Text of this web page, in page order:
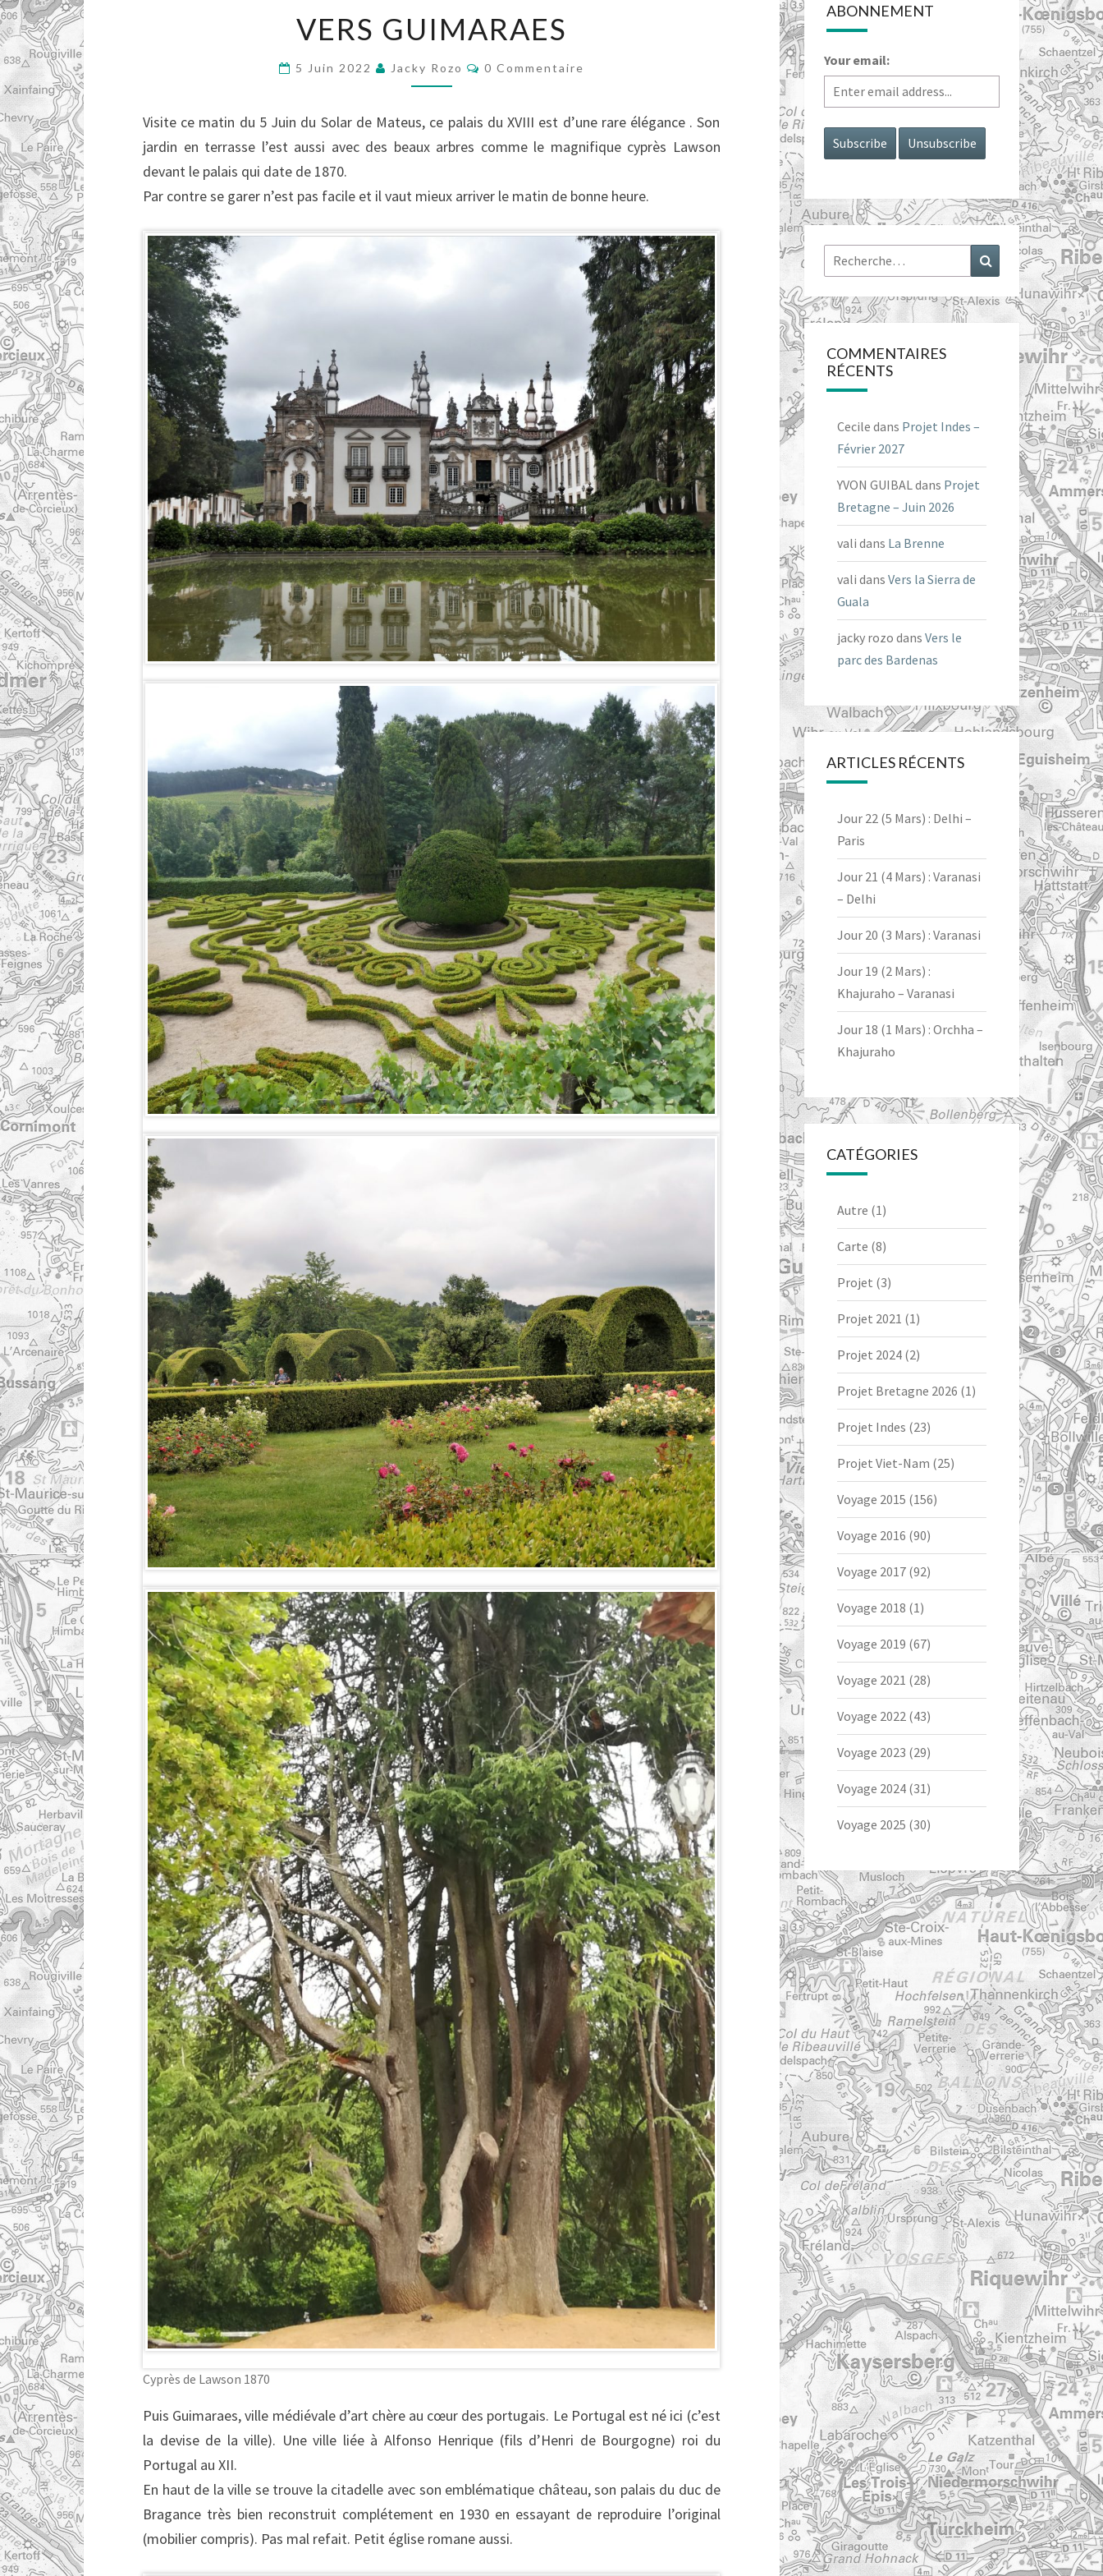
GUIMARAES
VERS GUIMARAES
5 Juin 2022 Jacky Rozo Commentaires
0 Commentaire
Visite ce matin du 5 Juin du Solar de Mateus, ce palais du XVIII est d’une rare élégance . Son
jardin en terrasse l’est aussi avec des beaux arbres comme le magnifique cyprès Lawson
devant le palais qui date de 1870.
Par contre se garer n’est pas facile et il vaut mieux arriver le matin de bonne heure.
Cyprès de Lawson 1870
Puis Guimaraes, ville médiévale d’art chère au cœur des portugais. Le Portugal est né ici (c’est
la devise de la ville). Une ville liée à Alfonso Henrique (fils d’Henri de Bourgogne) roi du
Portugal au XII.
En haut de la ville se trouve la citadelle avec son emblématique château, son palais du duc de
Bragance très bien reconstruit complétement en 1930 en essayant de reproduire l’original
(mobilier compris). Pas mal refait. Petit église romane aussi.
ABONNEMENT
Your email:
Rechercher : Recherche
COMMENTAIRES
RÉCENTS
Cecile dans Projet Indes –
Février 2027
YVON GUIBALdans Projet
Bretagne – Juin 2026
vali dans La Brenne
vali dans Vers la Sierra de
Guala
jacky rozo dans Vers le
parc des Bardenas
ARTICLES RÉCENTS
Jour 22 (5 Mars) : Delhi –
Paris
Jour 21 (4 Mars) : Varanasi
– Delhi
Jour 20 (3 Mars) : Varanasi
Jour 19 (2 Mars) :
Khajuraho – Varanasi
Jour 18 (1 Mars) : Orchha –
Khajuraho
CATÉGORIES
Autre (1)
Carte (8)
Projet (3)
Projet 2021 (1)
Projet 2024(2)
Projet Bretagne 2026 (1)
Projet Indes (23)
Projet Viet-Nam (25)
Voyage 2015 (156)
Voyage 2016 (90)
Voyage 2017(92)
Voyage 2018 (1)
Voyage 2019 (67)
Voyage 2021 (28)
Voyage 2022(43)
Voyage 2023 (29)
Voyage 2024(31)
Voyage 2025 (30)